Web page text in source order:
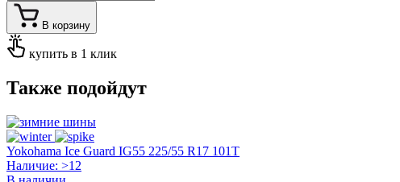
В корзину
купить в 1 клик
Также подойдут
Yokohama Ice Guard IG55 225/55 R17 101T
Наличие: >12